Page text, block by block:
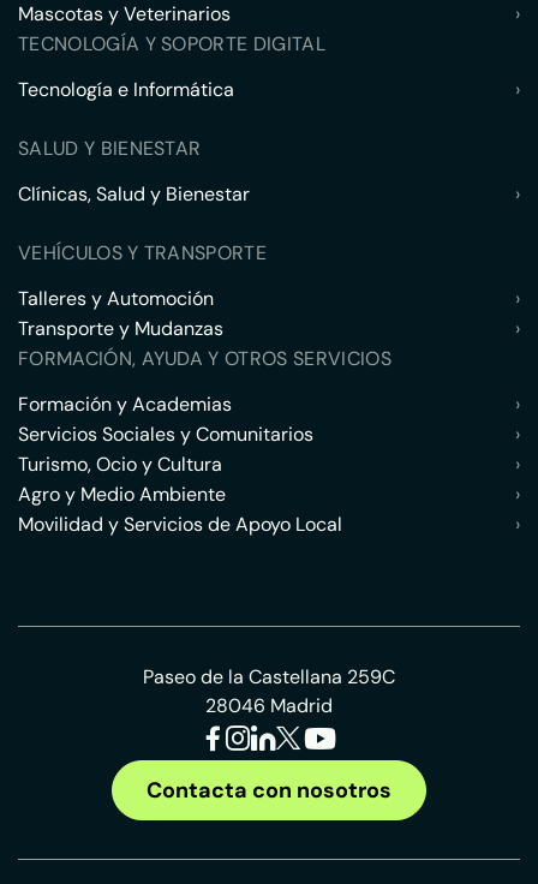
Mascotas y Veterinarios
›
TECNOLOGÍA Y SOPORTE DIGITAL
Tecnología e Informática
›
SALUD Y BIENESTAR
Clínicas, Salud y Bienestar
›
VEHÍCULOS Y TRANSPORTE
Talleres y Automoción
›
Transporte y Mudanzas
›
FORMACIÓN, AYUDA Y OTROS SERVICIOS
Formación y Academias
›
Servicios Sociales y Comunitarios
›
Turismo, Ocio y Cultura
›
Agro y Medio Ambiente
›
Movilidad y Servicios de Apoyo Local
›
Paseo de la Castellana 259C
28046 Madrid
Contacta con nosotros